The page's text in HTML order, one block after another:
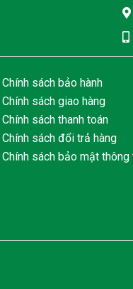
Chính sách bảo hành
Chính sách giao hàng
Chính sách thanh toán
Chính sách đổi trả hàng
Chính sách bảo mật thông